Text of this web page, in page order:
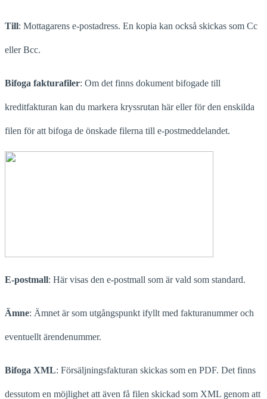
Till: Mottagarens e-postadress. En kopia kan också skickas som Cc
eller Bcc.
Bifoga fakturafiler: Om det finns dokument bifogade till
kreditfakturan kan du markera kryssrutan här eller för den enskilda
filen för att bifoga de önskade filerna till e-postmeddelandet.
E-postmall: Här visas den e-postmall som är vald som standard.
Ämne: Ämnet är som utgångspunkt ifyllt med fakturanummer och
eventuellt ärendenummer.
Bifoga XML: Försäljningsfakturan skickas som en PDF. Det finns
dessutom en möjlighet att även få filen skickad som XML genom att